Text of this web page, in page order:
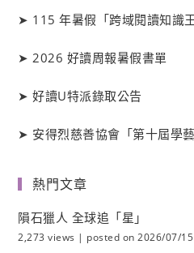
➤ 115 年暑假「跨域閱讀知識王
➤ 2026 好讀周報暑假書單
➤好讀U特派錄取公告
➤ 安得烈慈善協會「第十屆學
熱門文章
隕石獵人 全球追「星」
2,273 views | posted on 2026/07/15